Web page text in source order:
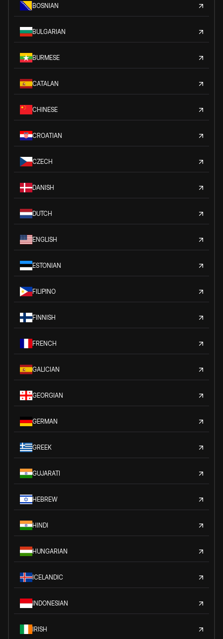
BOSNIAN
BULGARIAN
BURMESE
CATALAN
CHINESE
CROATIAN
CZECH
DANISH
DUTCH
ENGLISH
ESTONIAN
FILIPINO
FINNISH
FRENCH
GALICIAN
GEORGIAN
GERMAN
GREEK
GUJARATI
HEBREW
HINDI
HUNGARIAN
ICELANDIC
INDONESIAN
IRISH